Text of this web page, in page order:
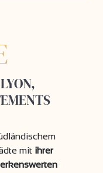
mit ihrer